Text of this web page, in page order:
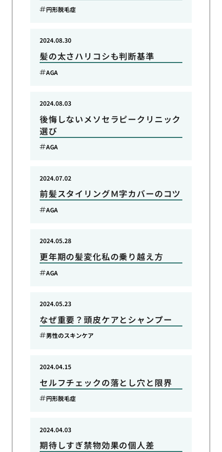
円形脱毛症
髪の太さハリコシも判断基準
2024.08.30
AGA
後悔しないメソセラピークリニック
選び
2024.08.03
AGA
前髪スタイリングＭ字カバーのコツ
2024.07.02
AGA
更年期の髪変化私の乗り越え方
2024.05.28
AGA
なぜ重要？頭皮ケアとシャンプー
2024.05.23
男性のスキンケア
セルフチェックの落とし穴と限界
2024.04.15
円形脱毛症
期待しすぎ禁物効果の個人差
2024.04.03